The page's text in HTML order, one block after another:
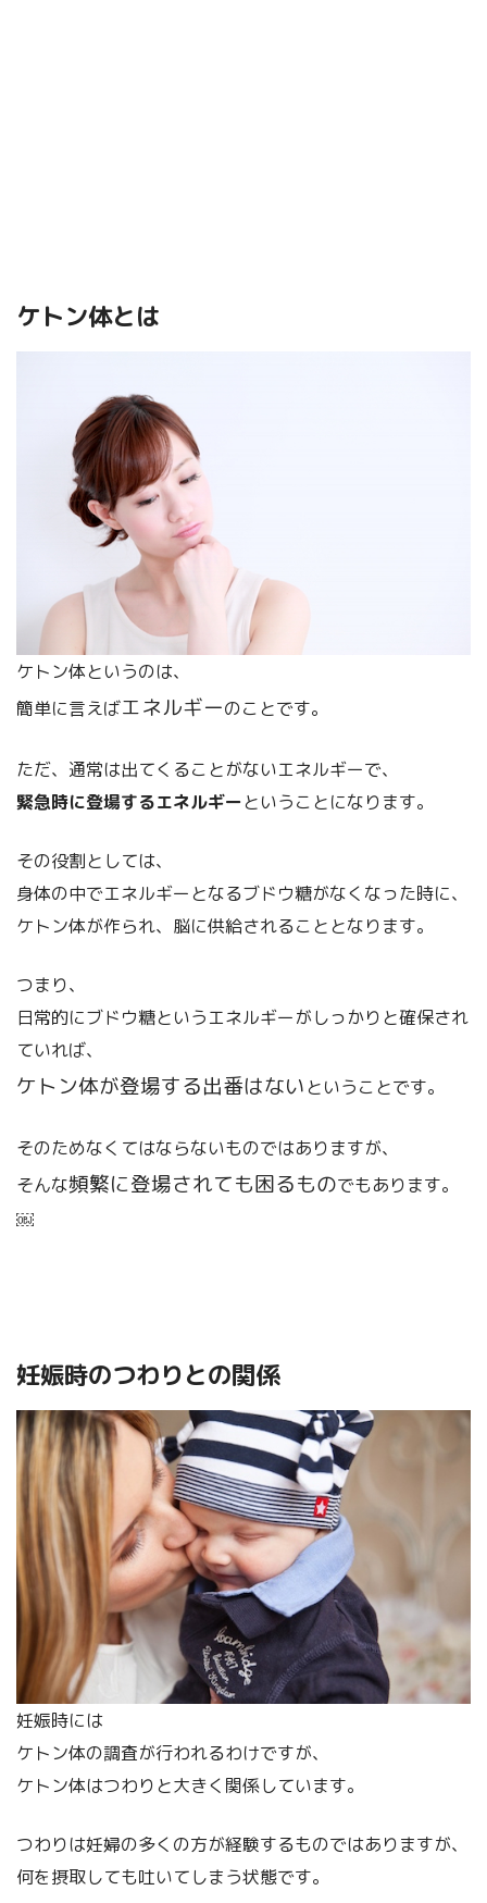
ケトン体とは
ケトン体というのは、
簡単に言えばエネルギーのことです。
ただ、通常は出てくることがないエネルギーで、
緊急時に登場するエネルギーということになります。
その役割としては、
身体の中でエネルギーとなるブドウ糖がなくなった時に、
ケトン体が作られ、脳に供給されることとなります。
つまり、
日常的にブドウ糖というエネルギーがしっかりと確保され
ていれば、
ケトン体が登場する出番はないということです。
そのためなくてはならないものではありますが、
そんな頻繁に登場されても困るものでもあります。
￼
妊娠時のつわりとの関係
妊娠時には
ケトン体の調査が行われるわけですが、
ケトン体はつわりと大きく関係しています。
つわりは妊婦の多くの方が経験するものではありますが、
何を摂取しても吐いてしまう状態です。